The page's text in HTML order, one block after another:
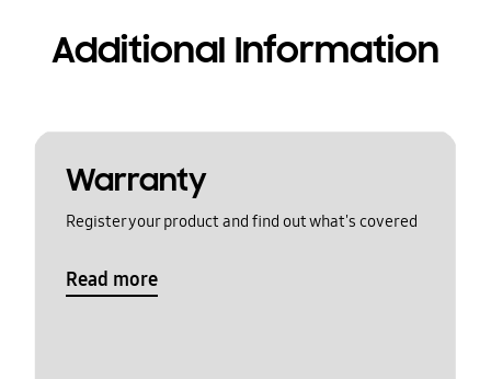
Additional Information
Warranty
Register your product and find out what's covered
Read more